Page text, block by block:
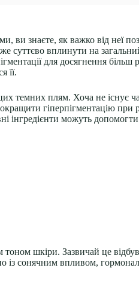
ви знаєте, як важко від неї
суттєво вплинути на
для досягнення більш
її.
темних плям. Хоча не існує
гіперпігментацію при
інгредієнти можуть
шкіри. Зазвичай це
із сонячним впливом,